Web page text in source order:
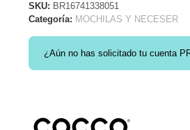
SKU: BR16741338051
Categoría: MOCHILAS Y NECESER
¿Aún no has solicitado tu cuenta